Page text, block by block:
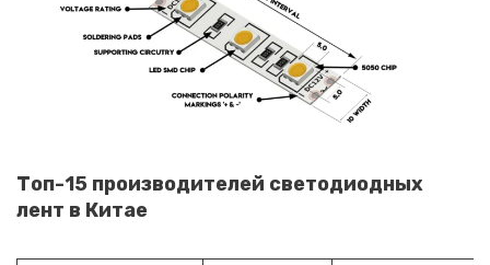
Топ-15 производителей светодиодных
лент в Китае